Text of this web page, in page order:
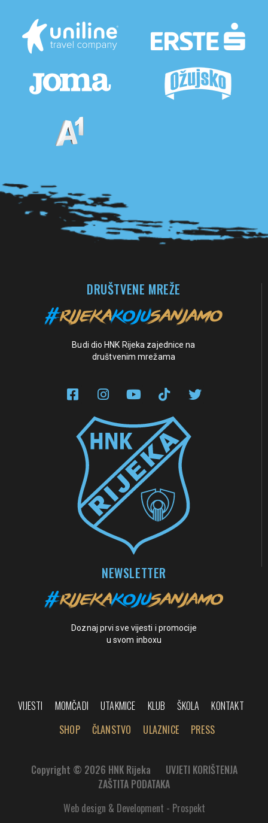
DRUŠTVENE MREŽE
Budi dio HNK Rijeka zajednice na
društvenim mrežama
NEWSLETTER
Doznaj prvi sve vijesti i promocije
u svom inboxu
VIJESTI MOMČADI UTAKMICE KLUB ŠKOLA
KONTAKT
SHOP
ČLANSTVO ULAZNICE PRESS
Copyright © 2026 HNK Rijeka
UVJETI KORIŠTENJA
ZAŠTITA PODATAKA
Web design & Development - Prospekt